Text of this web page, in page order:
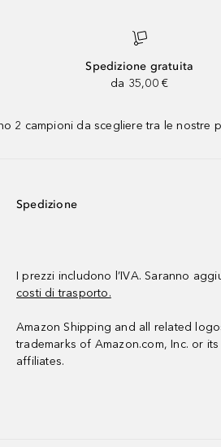
Spedizione gratuita
da 35,00 €
2 campioni da scegliere tra le
Spedizione
I prezzi includono l’IVA. Saranno
costi di trasporto.
Amazon Shipping and all related
trademarks of Amazon.com, Inc. or its
affiliates.